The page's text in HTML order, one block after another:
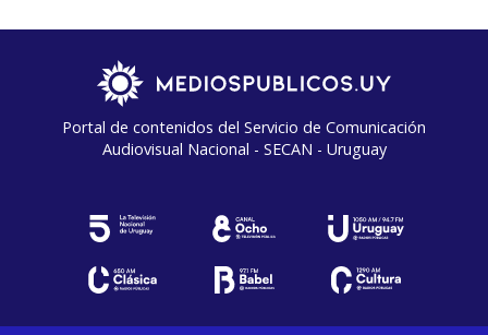
Portal de contenidos del Servicio de Comunicación
Audiovisual Nacional - SECAN - Uruguay